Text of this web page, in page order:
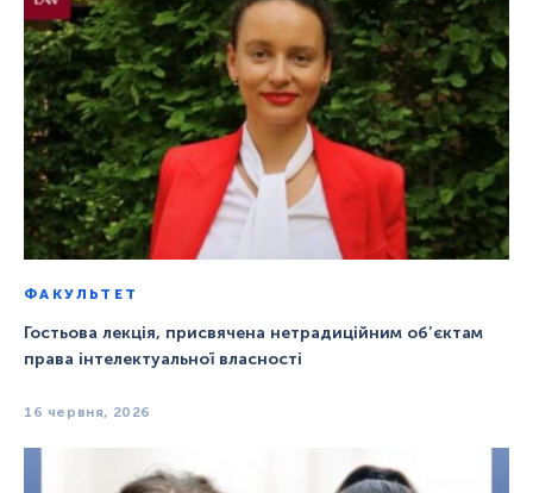
ФАКУЛЬТЕТ
Гостьова лекція, присвячена нетрадиційним об’єктам
права інтелектуальної власності
16 червня, 2026